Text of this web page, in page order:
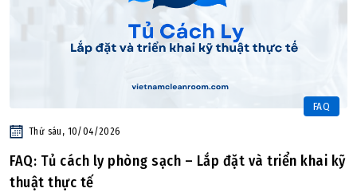
FAQ
Thứ sáu, 10/04/2026
FAQ: Tủ cách ly phòng sạch – Lắp đặt và triển khai kỹ
thuật thực tế